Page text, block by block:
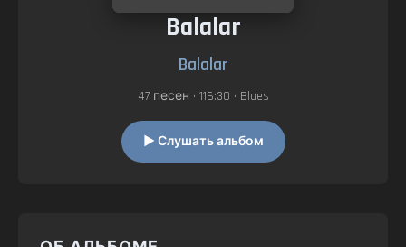
Balalar
Balalar
47 песен • 116:30 • Blues
▶ Слушать альбом